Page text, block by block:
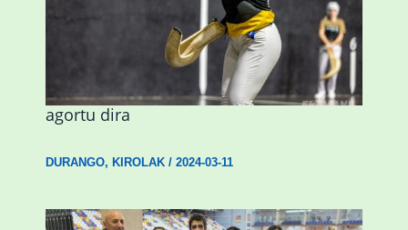
Astelehenean Durangon jokatuko den
emakumezkoen zesta finaleko sarrerak
agortu dira
DURANGO, KIROLAK/ 2024-03-11